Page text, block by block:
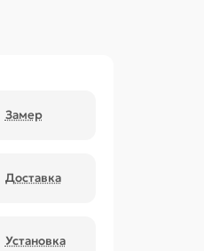
Замер
Доставка
Установка